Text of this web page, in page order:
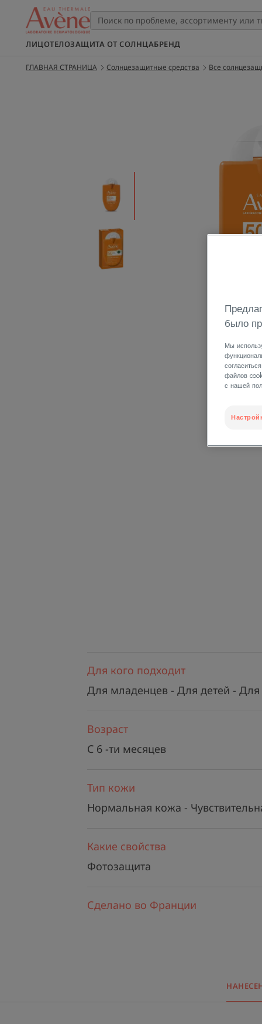
ЛИЦОТЕЛОЗАЩИТА ОТ СОЛНЦАБРЕНД
ГЛАВНАЯ СТРАНИЦА Солнцезащитные средства Все
Для кого подходит
Для младенцев - Для детей - Для
Возраст
C 6 -ти месяцев
Тип кожи
Нормальная кожа -
Какие свойства
Фотозащита
Сделано во Франции
было
Мы
файлов
с нашей